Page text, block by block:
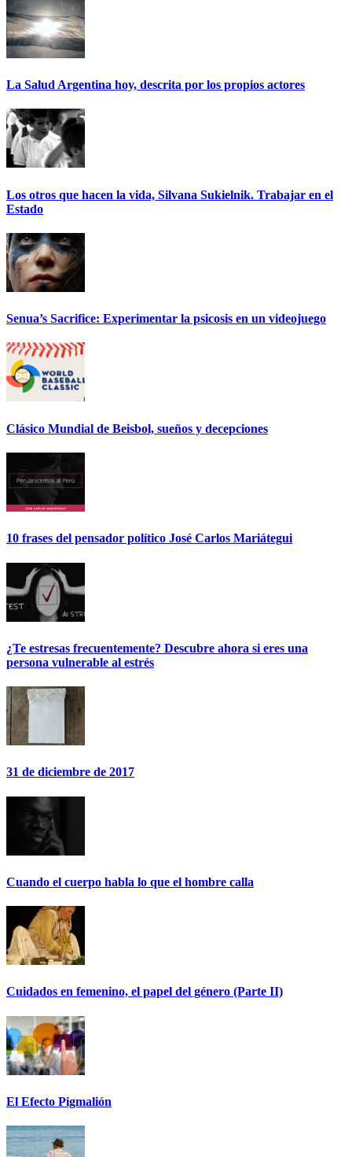
La Salud Argentina hoy, descrita por los propios actores
Los otros que hacen la vida, Silvana Sukielnik. Trabajar en el
Estado
Senua’s Sacrifice: Experimentar la psicosis en un videojuego
Clásico Mundial de Beisbol, sueños y decepciones
10 frases del pensador político José Carlos Mariátegui
¿Te estresas frecuentemente? Descubre ahora si eres una
persona vulnerable al estrés
31 de diciembre de 2017
Cuando el cuerpo habla lo que el hombre calla
Cuidados en femenino, el papel del género (Parte II)
El Efecto Pigmalión